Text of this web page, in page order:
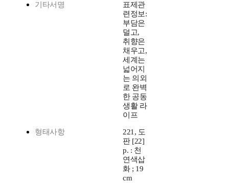
기타서명
표제관
련정보:
부담은
덜고,
취향은
채우고,
세계는
넓어지
는 의외
로 완벽
한 공동
생활 라
이프
형태사항
221, 도
판 [22]
p. : 천
연색삽
화 ; 19
cm